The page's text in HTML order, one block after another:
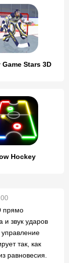
Game Stars 3D
Hockey
прямо
и звук ударов
так, как
равновесия.